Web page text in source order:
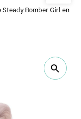
Steady Bomber Girl en